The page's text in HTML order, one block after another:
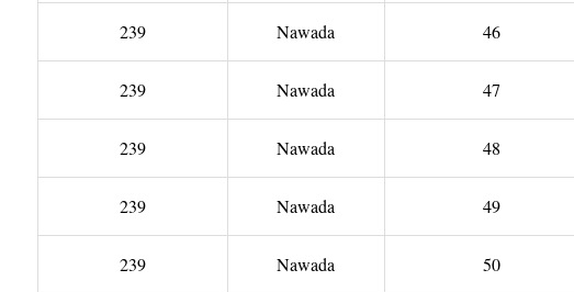
239 Nawada 46
239 Nawada 47
239 Nawada 48
239 Nawada 49
239 Nawada 50